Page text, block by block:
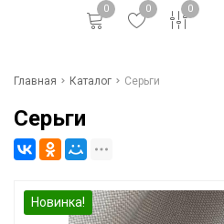
0 0 0
Инфо
Главная Каталог Серьги
Серьги
Новинка!